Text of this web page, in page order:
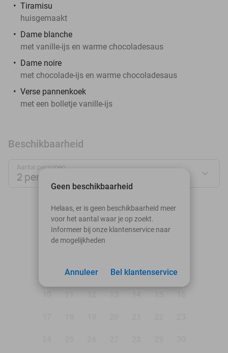
Tiramisu
huisgemaakt
Dame blanche
met vanille-ijs en warme chocoladesaus
Dame noire
met chocolade-ijs en warme chocoladesaus
Verse pannenkoek
met een bolletje vanille-ijs
Beschikbaarheid
Aantal personen:
2 personen
augustus 2026
Ma
Di Wo Do Vr
4 5 6 7 8
Geen beschikbaarheid
Helaas, er is geen beschikbaarheid meer
voor het aantal waar je op zoekt.
Informeer bij onze klantenservice naar
de mogelijkheden
Bel klantenservice
Annuleer